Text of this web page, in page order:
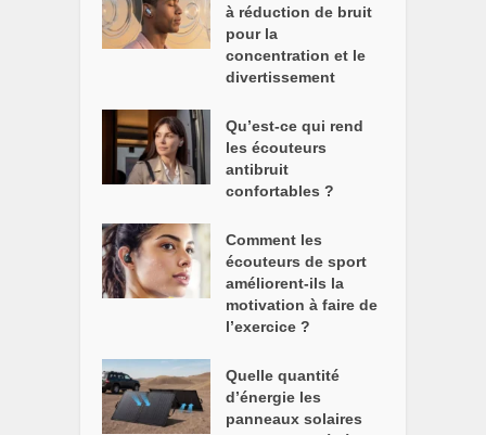
à réduction de bruit
pour la
concentration et le
divertissement
Qu’est-ce qui rend
les écouteurs
antibruit
confortables ?
Comment les
écouteurs de sport
améliorent-ils la
motivation à faire de
l’exercice ?
Quelle quantité
d’énergie les
panneaux solaires